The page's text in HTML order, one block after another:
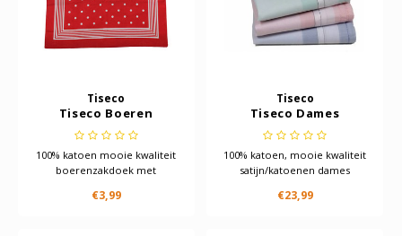
Tiseco
Tiseco Boeren
zakdoek rood stippel
100% katoen mooie kwaliteit
boerenzakdoek met
€3,99
Tiseco
Tiseco Dames
zakdoeken big Stripe
100% katoen, mooie kwaliteit
satijn/katoenen dames
Tiseco
€23,99